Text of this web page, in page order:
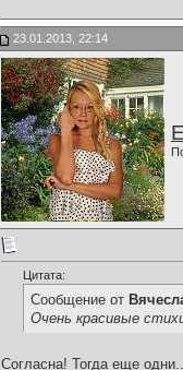
23.01.2013, 22:14
Цитата:
Сообщение от
Очень красивые
Согласна! Тогда еще